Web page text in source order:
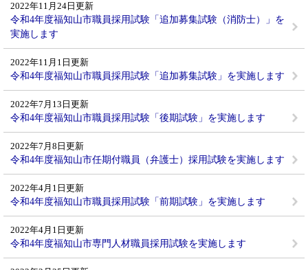
2022年11月24日更新
令和4年度福知山市職員採用試験「追加募集試験（消防士）」を
実施します
2022年11月1日更新
令和4年度福知山市職員採用試験「追加募集試験」を実施します
2022年7月13日更新
令和4年度福知山市職員採用試験「後期試験」を実施します
2022年7月8日更新
令和4年度福知山市任期付職員（弁護士）採用試験を実施します
2022年4月1日更新
令和4年度福知山市職員採用試験「前期試験」を実施します
2022年4月1日更新
令和4年度福知山市専門人材職員採用試験を実施します